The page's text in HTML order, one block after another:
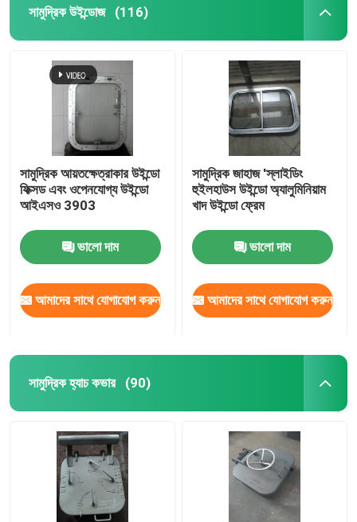
সামুদ্রিক উইন্ডোজ (116)
সামুদ্রিক আয়তক্ষেত্রাকার উইন্ডো
ফিক্সড এবং ওপেনযোগ্য উইন্ডো
আইএসও 3903
ভালো দাম
আমাদের সাথে যোগাযোগ করুন
সামুদ্রিক জাহাজ 'স্লাইডিং
হুইলহাউস উইন্ডো অ্যালুমিনিয়াম
খাদ উইন্ডো ফ্রেম
ভালো দাম
আমাদের সাথে যোগাযোগ করুন
সামুদ্রিক হ্যাচ কভার (90)